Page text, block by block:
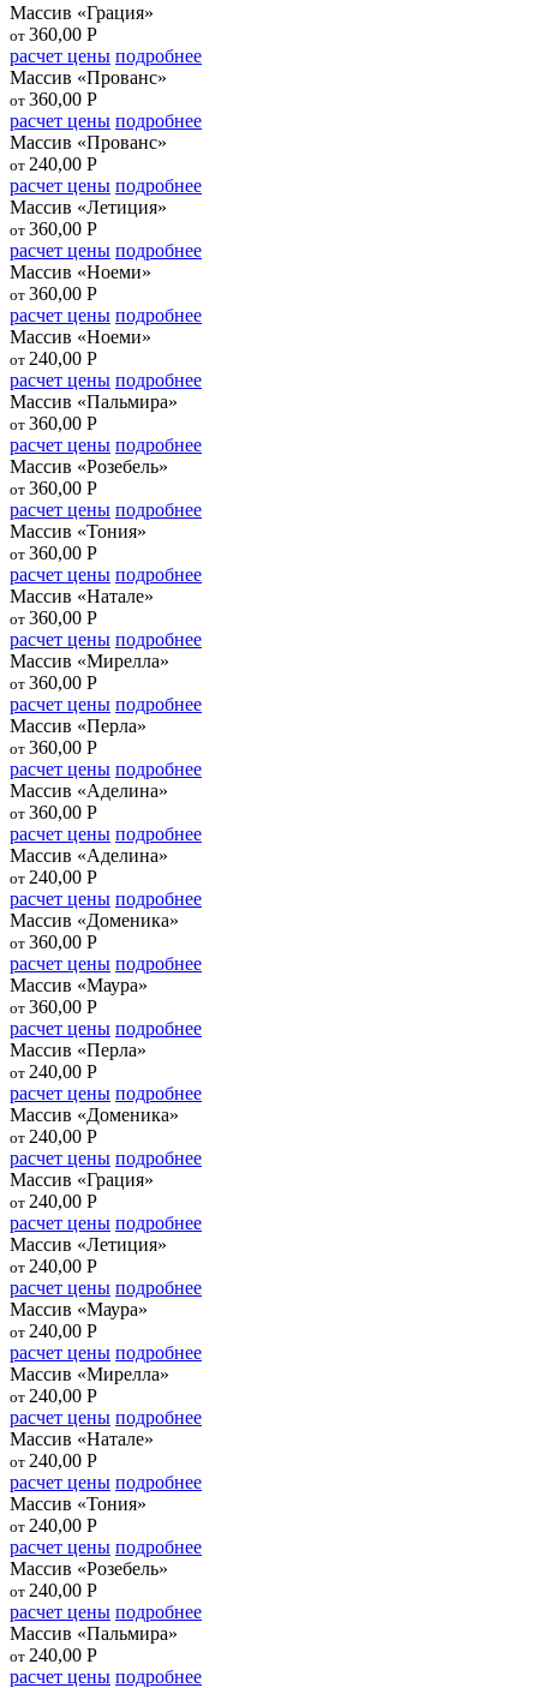
Массив «Грация»
от 360,00 Р
расчет цены подробнее
Массив «Прованс»
от 360,00 Р
расчет цены подробнее
Массив «Прованс»
от 240,00 Р
расчет цены подробнее
Массив «Летиция»
от 360,00 Р
расчет цены подробнее
Массив «Ноеми»
от 360,00 Р
расчет цены подробнее
Массив «Ноеми»
от 240,00 Р
расчет цены подробнее
Массив «Пальмира»
от 360,00 Р
расчет цены подробнее
Массив «Розебель»
от 360,00 Р
расчет цены подробнее
Массив «Тония»
от 360,00 Р
расчет цены подробнее
Массив «Натале»
от 360,00 Р
расчет цены подробнее
Массив «Мирелла»
от 360,00 Р
расчет цены подробнее
Массив «Перла»
от 360,00 Р
расчет цены подробнее
Массив «Аделина»
от 360,00 Р
расчет цены подробнее
Массив «Аделина»
от 240,00 Р
расчет цены подробнее
Массив «Доменика»
от 360,00 Р
расчет цены подробнее
Массив «Маура»
от 360,00 Р
расчет цены подробнее
Массив «Перла»
от 240,00 Р
расчет цены подробнее
Массив «Доменика»
от 240,00 Р
расчет цены подробнее
Массив «Грация»
от 240,00 Р
расчет цены подробнее
Массив «Летиция»
от 240,00 Р
расчет цены подробнее
Массив «Маура»
от 240,00 Р
расчет цены подробнее
Массив «Мирелла»
от 240,00 Р
расчет цены подробнее
Массив «Натале»
от 240,00 Р
расчет цены подробнее
Массив «Тония»
от 240,00 Р
расчет цены подробнее
Массив «Розебель»
от 240,00 Р
расчет цены подробнее
Массив «Пальмира»
от 240,00 Р
расчет цены подробнее